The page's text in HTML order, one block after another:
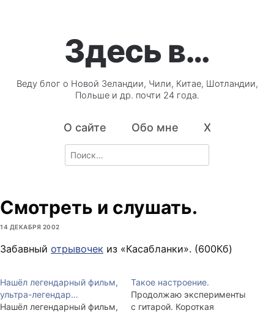
Здесь в…
Веду блог о Новой Зеландии, Чили, Китае, Шотландии,
Польше и др. почти 24 года.
О сайте Обо мне X
Search
for:
Смотреть и слушать.
14 ДЕКАБРЯ 2002
Забавный отрывочек из «Касабланки». (600Кб)
Нашёл легендарный фильм,
ультра-легендар…
Нашёл легендарный фильм,
Такое настроение.
Продолжаю эксперименты
с гитарой. Короткая